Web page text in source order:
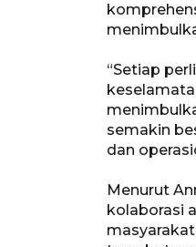
“Setiap
semakin
dan
Menurut
kolaborasi